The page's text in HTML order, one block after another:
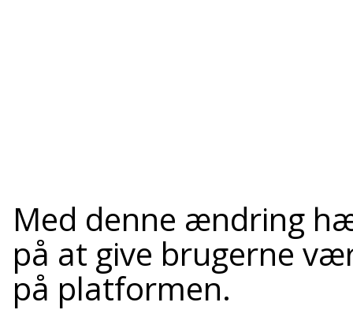
Med denne ændring
på at give brugerne
på platformen.